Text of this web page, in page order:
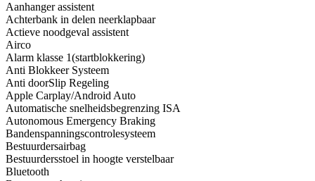
Aanhanger assistent
Achterbank in delen neerklapbaar
Actieve noodgeval assistent
Airco
Alarm klasse 1(startblokkering)
Anti Blokkeer Systeem
Anti doorSlip Regeling
Apple Carplay/Android Auto
Automatische snelheidsbegrenzing ISA
Autonomous Emergency Braking
Bandenspanningscontrolesysteem
Bestuurdersairbag
Bestuurdersstoel in hoogte verstelbaar
Bluetooth